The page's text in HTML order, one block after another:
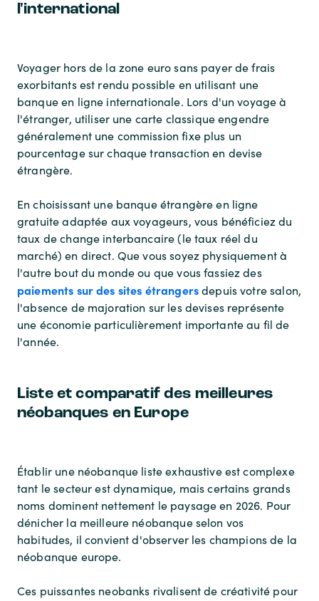
l'international
Voyager hors de la zone euro sans payer de frais
exorbitants est rendu possible en utilisant une
banque en ligne internationale. Lors d'un voyage à
l'étranger, utiliser une carte classique engendre
généralement une commission fixe plus un
pourcentage sur chaque transaction en devise
étrangère.
En choisissant une banque étrangère en ligne
gratuite adaptée aux voyageurs, vous bénéficiez du
taux de change interbancaire (le taux réel du
marché) en direct. Que vous soyez physiquement à
l'autre bout du monde ou que vous fassiez des
paiements sur des sites étrangersdepuis votre salon,
l'absence de majoration sur les devises représente
une économie particulièrement importante au fil de
l'année.
Liste et comparatif des meilleures
néobanques en Europe
Établir une néobanque liste exhaustive est complexe
tant le secteur est dynamique, mais certains grands
noms dominent nettement le paysage en 2026. Pour
dénicher la meilleure néobanque selon vos
habitudes, il convient d'observer les champions de la
néobanque europe.
Ces puissantes neobanks rivalisent de créativité pour